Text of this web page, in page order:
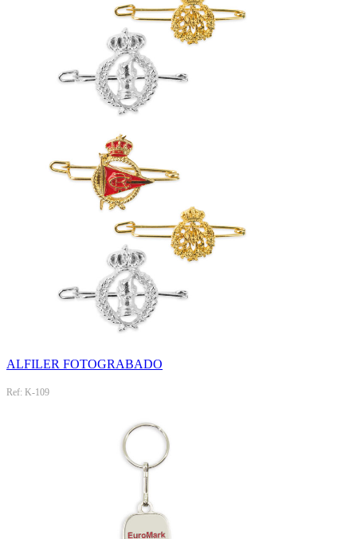
ALFILER FOTOGRABADO
Ref: K-109